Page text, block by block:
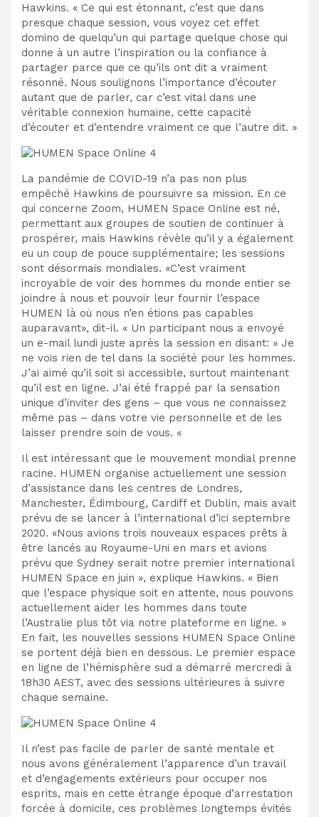
Hawkins. « Ce qui est étonnant, c’est que dans
presque chaque session, vous voyez cet effet
domino de quelqu’un qui partage quelque chose qui
donne à un autre l’inspiration ou la confiance à
partager parce que ce qu’ils ont dit a vraiment
résonné. Nous soulignons l’importance d’écouter
autant que de parler, car c’est vital dans une
véritable connexion humaine, cette capacité
d’écouter et d’entendre vraiment ce que l’autre dit. »
La pandémie de COVID-19 n’a pas non plus
empêché Hawkins de poursuivre sa mission. En ce
qui concerne Zoom, HUMEN Space Online est né,
permettant aux groupes de soutien de continuer à
prospérer, mais Hawkins révèle qu’il y a également
eu un coup de pouce supplémentaire; les sessions
sont désormais mondiales. «C’est vraiment
incroyable de voir des hommes du monde entier se
joindre à nous et pouvoir leur fournir l’espace
HUMEN là où nous n’en étions pas capables
auparavant», dit-il. « Un participant nous a envoyé
un e-mail lundi juste après la session en disant: » Je
ne vois rien de tel dans la société pour les hommes.
J’ai aimé qu’il soit si accessible, surtout maintenant
qu’il est en ligne. J’ai été frappé par la sensation
unique d’inviter des gens – que vous ne connaissez
même pas – dans votre vie personnelle et de les
laisser prendre soin de vous. «
Il est intéressant que le mouvement mondial prenne
racine. HUMEN organise actuellement une session
d’assistance dans les centres de Londres,
Manchester, Édimbourg, Cardiff et Dublin, mais avait
prévu de se lancer à l’international d’ici septembre
2020. «Nous avions trois nouveaux espaces prêts à
être lancés au Royaume-Uni en mars et avions
prévu que Sydney serait notre premier international
HUMEN Space en juin », explique Hawkins. « Bien
que l’espace physique soit en attente, nous pouvons
actuellement aider les hommes dans toute
l’Australie plus tôt via notre plateforme en ligne. »
En fait, les nouvelles sessions HUMEN Space Online
se portent déjà bien en dessous. Le premier espace
en ligne de l’hémisphère sud a démarré mercredi à
18h30 AEST, avec des sessions ultérieures à suivre
chaque semaine.
Il n’est pas facile de parler de santé mentale et
nous avons généralement l’apparence d’un travail
et d’engagements extérieurs pour occuper nos
esprits, mais en cette étrange époque d’arrestation
forcée à domicile, ces problèmes longtemps évités